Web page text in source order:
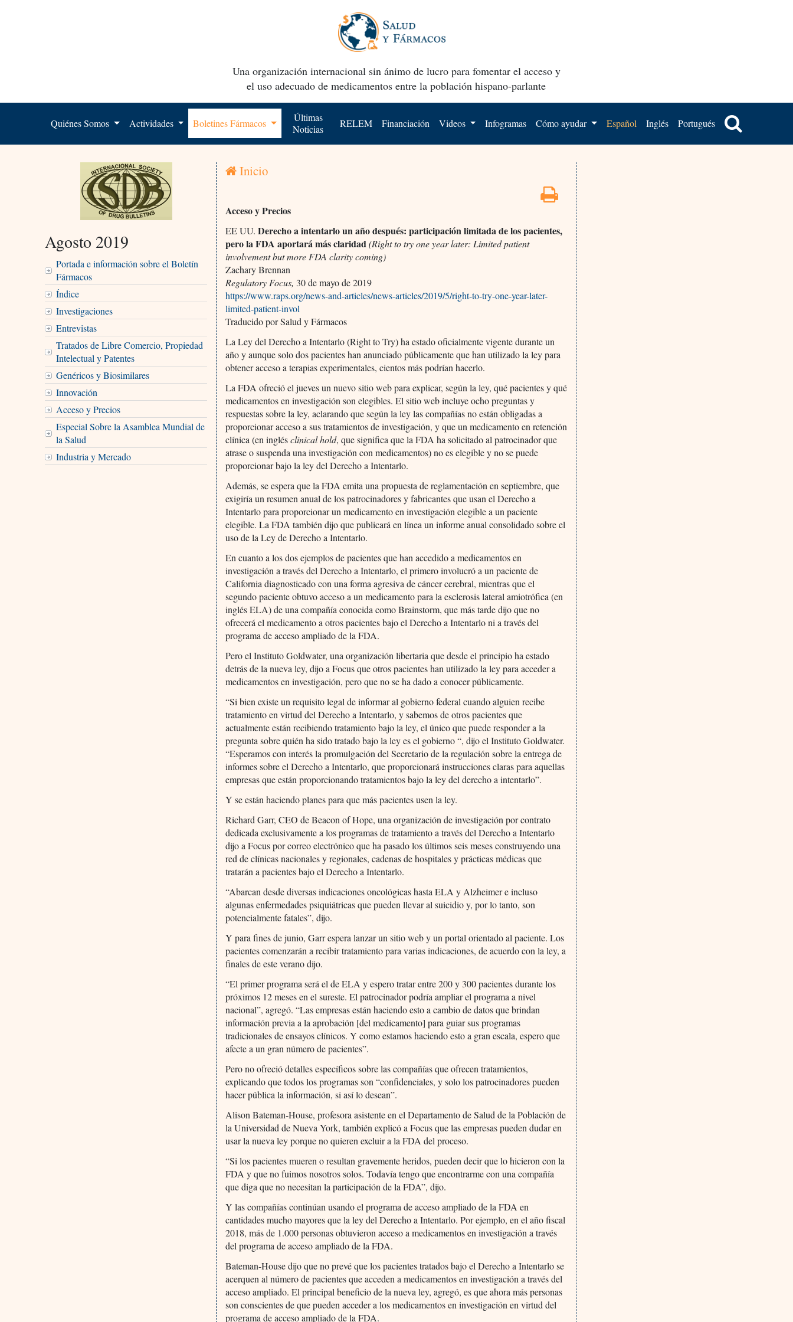
Una organización internacional sin ánimo de lucro para fomentar el acceso y
el uso adecuado de medicamentos entre la población hispano-parlante
Quiénes Somos Actividades Boletines Fármacos
Últimas
Noticias
RELEM Financiación Videos Infogramas Cómo ayudar Español Inglés Portugués
Agosto 2019
Portada e información sobre el Boletín
Fármacos
Índice
Investigaciones
Entrevistas
Tratados de Libre Comercio, Propiedad
Intelectual y Patentes
Genéricos y Biosimilares
Innovación
Acceso y Precios
Especial Sobre la Asamblea Mundial de
la Salud
Industria y Mercado
Inicio
Acceso y Precios
EE UU. Derecho a intentarlo un año después: participación limitada de los pacientes,
pero la FDA aportará más claridad(Right to try one year later: Limited patient
involvement but more FDA clarity coming)
Zachary Brennan
Regulatory Focus, 30 de mayo de 2019
https://www.raps.org/news-and-articles/news-articles/2019/5/right-to-try-one-year-later-
limited-patient-invol
Traducido por Salud y Fármacos
La Ley del Derecho a Intentarlo (Right to Try) ha estado oficialmente vigente durante un
año y aunque solo dos pacientes han anunciado públicamente que han utilizado la ley para
obtener acceso a terapias experimentales, cientos más podrían hacerlo.
La FDA ofreció el jueves un nuevo sitio web para explicar, según la ley, qué pacientes y qué
medicamentos en investigación son elegibles. El sitio web incluye ocho preguntas y
respuestas sobre la ley, aclarando que según la ley las compañías no están obligadas a
proporcionar acceso a sus tratamientos de investigación, y que un medicamento en retención
clínica (en inglésclinical hold, que significa que la FDA ha solicitado al patrocinador que
atrase o suspenda una investigación con medicamentos) no es elegible y no se puede
proporcionar bajo la ley del Derecho a Intentarlo.
Además, se espera que la FDA emita una propuesta de reglamentación en septiembre, que
exigiría un resumen anual de los patrocinadores y fabricantes que usan el Derecho a
Intentarlo para proporcionar un medicamento en investigación elegible a un paciente
elegible. La FDA también dijo que publicará en línea un informe anual consolidado sobre el
uso de la Ley de Derecho a Intentarlo.
En cuanto a los dos ejemplos de pacientes que han accedido a medicamentos en
investigación a través del Derecho a Intentarlo, el primero involucró a un paciente de
California diagnosticado con una forma agresiva de cáncer cerebral, mientras que el
segundo paciente obtuvo acceso a un medicamento para la esclerosis lateral amiotrófica (en
inglés ELA) de una compañía conocida como Brainstorm, que más tarde dijo que no
ofrecerá el medicamento a otros pacientes bajo el Derecho a Intentarlo ni a través del
programa de acceso ampliado de la FDA.
Pero el Instituto Goldwater, una organización libertaria que desde el principio ha estado
detrás de la nueva ley, dijo a Focus que otros pacientes han utilizado la ley para acceder a
medicamentos en investigación, pero que no se ha dado a conocer públicamente.
“Si bien existe un requisito legal de informar al gobierno federal cuando alguien recibe
tratamiento en virtud del Derecho a Intentarlo, y sabemos de otros pacientes que
actualmente están recibiendo tratamiento bajo la ley, el único que puede responder a la
pregunta sobre quién ha sido tratado bajo la ley es el gobierno “, dijo el Instituto Goldwater.
“Esperamos con interés la promulgación del Secretario de la regulación sobre la entrega de
informes sobre el Derecho a Intentarlo, que proporcionará instrucciones claras para aquellas
empresas que están proporcionando tratamientos bajo la ley del derecho a intentarlo”.
Y se están haciendo planes para que más pacientes usen la ley.
Richard Garr, CEO de Beacon of Hope, una organización de investigación por contrato
dedicada exclusivamente a los programas de tratamiento a través del Derecho a Intentarlo
dijo a Focus por correo electrónico que ha pasado los últimos seis meses construyendo una
red de clínicas nacionales y regionales, cadenas de hospitales y prácticas médicas que
tratarán a pacientes bajo el Derecho a Intentarlo.
“Abarcan desde diversas indicaciones oncológicas hasta ELA y Alzheimer e incluso
algunas enfermedades psiquiátricas que pueden llevar al suicidio y, por lo tanto, son
potencialmente fatales”, dijo.
Y para fines de junio, Garr espera lanzar un sitio web y un portal orientado al paciente. Los
pacientes comenzarán a recibir tratamiento para varias indicaciones, de acuerdo con la ley, a
finales de este verano dijo.
“El primer programa será el de ELA y espero tratar entre 200 y 300 pacientes durante los
próximos 12 meses en el sureste. El patrocinador podría ampliar el programa a nivel
nacional”, agregó. “Las empresas están haciendo esto a cambio de datos que brindan
información previa a la aprobación [del medicamento] para guiar sus programas
tradicionales de ensayos clínicos. Y como estamos haciendo esto a gran escala, espero que
afecte a un gran número de pacientes”.
Pero no ofreció detalles específicos sobre las compañías que ofrecen tratamientos,
explicando que todos los programas son “confidenciales, y solo los patrocinadores pueden
hacer pública la información, si así lo desean”.
Alison Bateman-House, profesora asistente en el Departamento de Salud de la Población de
la Universidad de Nueva York, también explicó a Focus que las empresas pueden dudar en
usar la nueva ley porque no quieren excluir a la FDA del proceso.
“Si los pacientes mueren o resultan gravemente heridos, pueden decir que lo hicieron con la
FDA y que no fuimos nosotros solos. Todavía tengo que encontrarme con una compañía
que diga que no necesitan la participación de la FDA”, dijo.
Y las compañías continúan usando el programa de acceso ampliado de la FDA en
cantidades mucho mayores que la ley del Derecho a Intentarlo. Por ejemplo, en el año fiscal
2018, más de 1.000 personas obtuvieron acceso a medicamentos en investigación a través
del programa de acceso ampliado de la FDA.
Bateman-House dijo que no prevé que los pacientes tratados bajo el Derecho a Intentarlo se
acerquen al número de pacientes que acceden a medicamentos en investigación a través del
acceso ampliado. El principal beneficio de la nueva ley, agregó, es que ahora más personas
son conscientes de que pueden acceder a los medicamentos en investigación en virtud del
programa de acceso ampliado de la FDA.